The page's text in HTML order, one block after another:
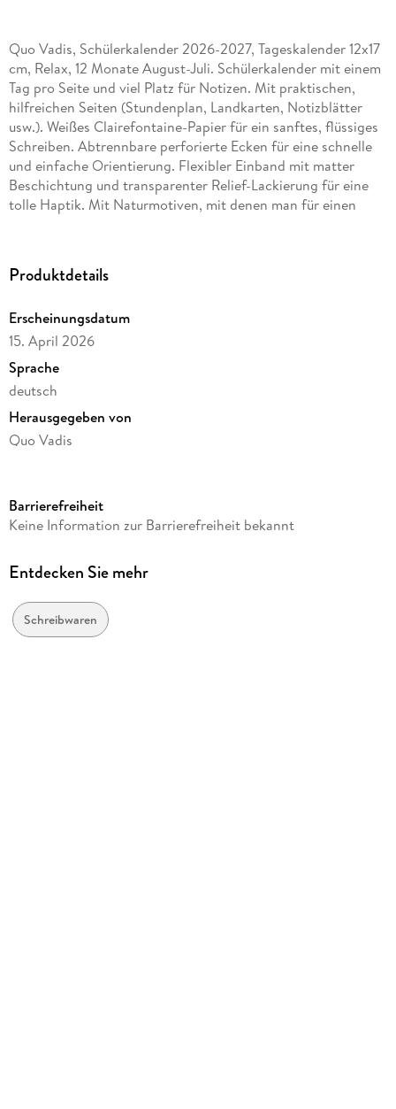
Quo Vadis, Schülerkalender 2026-2027, Tageskalender 12x17
cm, Relax, 12 Monate August-Juli. Schülerkalender mit einem
Tag pro Seite und viel Platz für Notizen. Mit praktischen,
hilfreichen Seiten (Stundenplan, Landkarten, Notizblätter
usw.). Weißes Clairefontaine-Papier für ein sanftes, flüssiges
Schreiben. Abtrennbare perforierte Ecken für eine schnelle
und einfache Orientierung. Flexibler Einband mit matter
Beschichtung und transparenter Relief-Lackierung für eine
tolle Haptik. Mit Naturmotiven, mit denen man für einen
Produktdetails
Erscheinungsdatum
15. April 2026
Sprache
deutsch
Herausgegeben von
Quo Vadis
Produktart
Gewicht
Größe (L/B/H)
171/121/21 mm
Barrierefreiheit
Keine Information zur Barrierefreiheit bekannt
Entdecken Sie mehr
Schreibwaren